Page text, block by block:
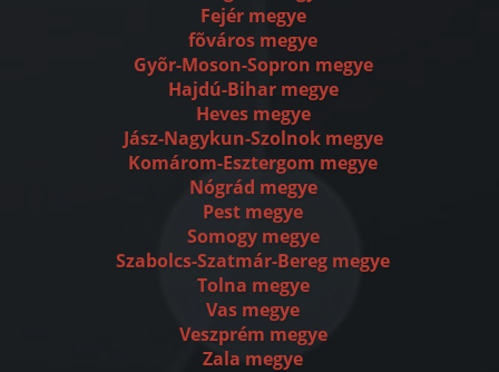
Fejér megye
fõváros megye
Gyõr-Moson-Sopron megye
Hajdú-Bihar megye
Heves megye
Jász-Nagykun-Szolnok megye
Komárom-Esztergom megye
Nógrád megye
Pest megye
Somogy megye
Szabolcs-Szatmár-Bereg megye
Tolna megye
Vas megye
Veszprém megye
Zala megye